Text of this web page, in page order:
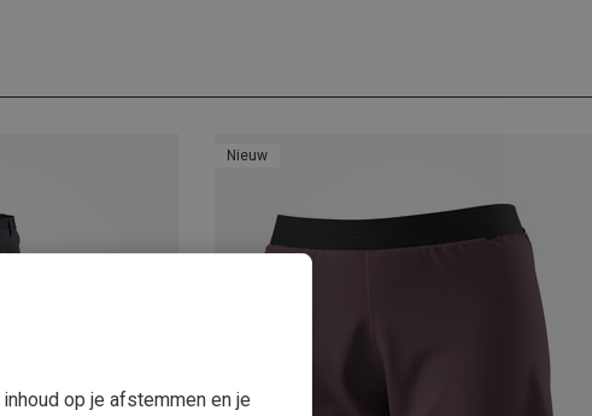
Nieuw
op je afstemmen en je